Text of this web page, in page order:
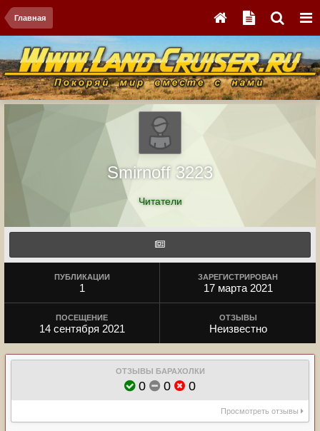
Главная
Smirnoff 3223
Читатели
ПУБЛИКАЦИИ
1
ЗАРЕГИСТРИРОВАН
17 марта 2021
ПОСЕЩЕНИЕ
14 сентября 2021
ОТЗЫВЫ
Неизвестно
ОТЗЫВЫ БАРАХОЛКИ
0 0 0
Просмотреть отзывы